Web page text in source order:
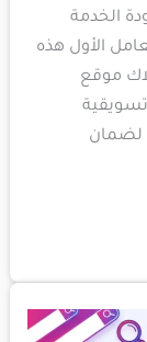
الخدمة
الأول هذه
موقع
تسويقية
لضمان